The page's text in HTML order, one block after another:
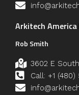
Arkitech America
Rob Smith
3602 E
Call: +1